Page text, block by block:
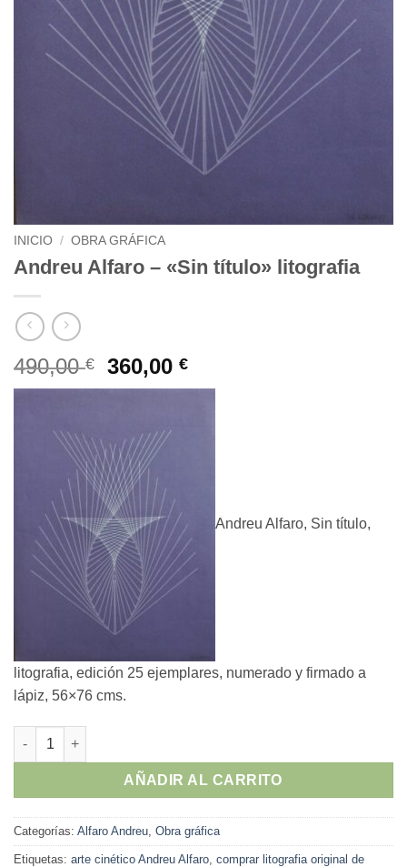
INICIO / OBRA GRÁFICA
Andreu Alfaro – «Sin título» litografia
490,00€
El
precio
era:
490,00 €.
360,00€El
precio
Andreu Alfaro, Sin título,
litografia, edición 25 ejemplares, numerado y firmado a
lápiz, 56×76 cms.
Andreu Alfaro - "Sin título" litografia cantidad
AÑADIR AL CARRITO
Categorías: Alfaro Andreu Obra gráfica
Etiquetas: arte cinético Andreu Alfaro comprar litografia original de